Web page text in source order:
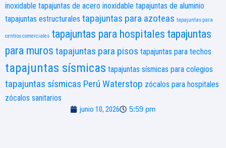
inoxidable tapajuntas de acero inoxidable tapajuntas de aluminio
tapajuntas estructurales tapajuntas para azoteas tapajuntas para
centros comerciales tapajuntas para hospitales tapajuntas
para muros tapajuntas para pisos tapajuntas para techos
tapajuntas sísmicas tapajuntas sísmicas para colegios
tapajuntas sísmicas Perú Waterstop zócalos para hospitales
zócalos sanitarios
junio 10, 2026 5:59 pm